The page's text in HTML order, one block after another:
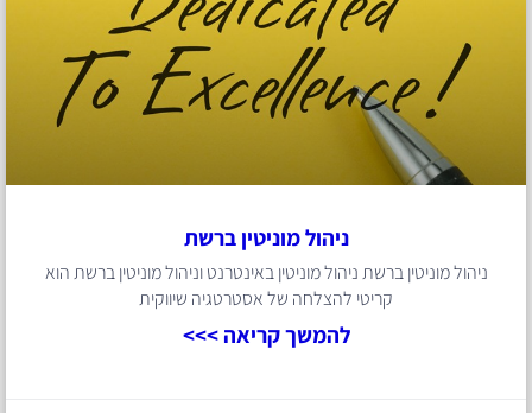
ניהול מוניטין ברשת
ניהול מוניטין ברשת ניהול מוניטין באינטרנט וניהול מוניטין ברשת הוא
קריטי להצלחה של אסטרטגיה שיווקית
להמשך קריאה >>>